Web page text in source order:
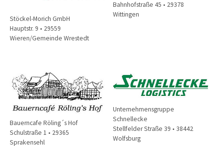
Stöckel-Morich GmbH
Hauptstr. 9 • 29559
Wieren/Gemeinde Wrestedt
Bahnhofstraße 45 • 29378
Wittingen
Bauerncafe Röling´s Hof
Schulstraße 1 • 29365
Sprakensehl
Unternehmensgruppe
Schnellecke
Stellfelder Straße 39 • 38442
Wolfsburg